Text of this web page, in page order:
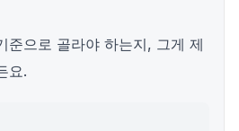
준으로 골라야 하는지, 그게 제
요.